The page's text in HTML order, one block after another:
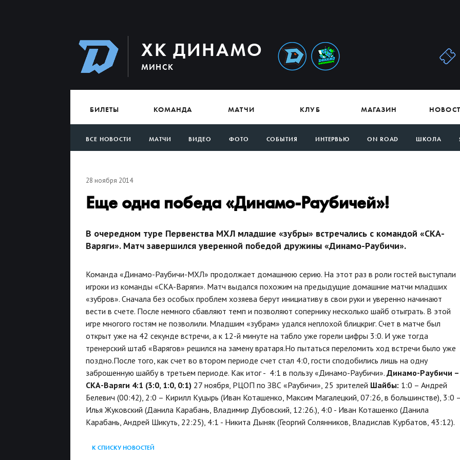
ХК ДИНАМО
МИНСК
БИЛЕТЫ КОМАНДА МАТЧИ КЛУБ МАГАЗИН
ВСЕ НОВОСТИ МАТЧИ ВИДЕО ФОТО СОБЫТИЯ ИНТЕРВЬЮ ON ROAD ШКОЛА
28 ноября 2014
Еще одна победа «Динамо-Раубичей»!
В очередном туре Первенства МХЛ младшие «зубры» встречались с командой «СКА-
Варяги». Матч завершился уверенной победой дружины «Динамо-Раубичи».
Команда «Динамо-Раубичи-МХЛ» продолжает домашнюю серию. На этот раз в роли гостей выступали
игроки из команды «СКА-Варяги». Матч выдался похожим на предыдущие домашние матчи младших
«зубров». Сначала без особых проблем хозяева берут инициативу в свои руки и уверенно начинают
вести в счете. После немного сбавляют темп и позволяют сопернику несколько шайб отыграть. В этой
игре многого гостям не позволили. Младшим «зубрам» удался неплохой блицкриг. Счет в матче был
открыт уже на 42 секунде встречи, а к 12-й минуте на табло уже горели цифры 3:0. И уже тогда
тренерский штаб «Варягов» решился на замену вратаря.Но пытаться переломить ход встречи было уже
поздно.После того, как счет во втором периоде счет стал 4:0, гости сподобились лишь на одну
заброшенную шайбу в третьем периоде. Как итог - 4:1 в пользу «Динамо-Раубичи». Динамо-Раубичи –
СКА-Варяги 4:1 (3:0, 1:0, 0:1) 27 ноября, РЦОП по ЗВС «Раубичи», 25 зрителей Шайбы: 1:0 – Андрей
Белевич (00:42), 2:0 – Кирилл Куцырь (Иван Коташенко, Максим Магалецкий, 07:26, в большинстве), 3:0
Илья Жуковский (Данила Карабань, Владимир Дубовский, 12:26.), 4:0 - Иван Коташенко (Данила
Карабань, Андрей Шикуть, 22:25), 4:1 - Никита Дыняк (Георгий Солянников, Владислав Курбатов, 43:12).
К СПИСКУ НОВОСТЕЙ